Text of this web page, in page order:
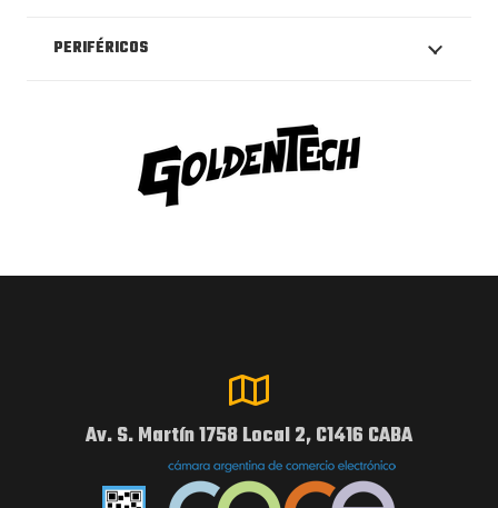
PERIFÉRICOS
Av. S. Martín 1758 Local 2, C1416 CABA